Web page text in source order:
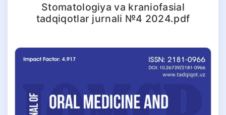
Stomatologiya va kraniofasial
tadqiqotlar jurnali №4 2024.pdf